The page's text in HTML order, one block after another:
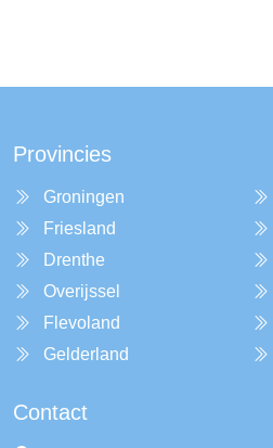
Provincies
Groningen
Friesland
Drenthe
Overijssel
Flevoland
Gelderland
Contact